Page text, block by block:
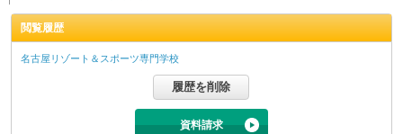
閲覧履歴
名古屋リゾート＆スポーツ専門学校
資料請求